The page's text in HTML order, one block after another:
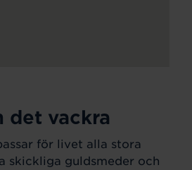
det vackra
för livet alla stora
skickliga guldsmeder och